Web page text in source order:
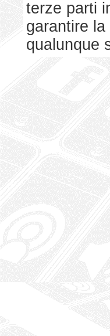
terze parti
garantire
qualunque